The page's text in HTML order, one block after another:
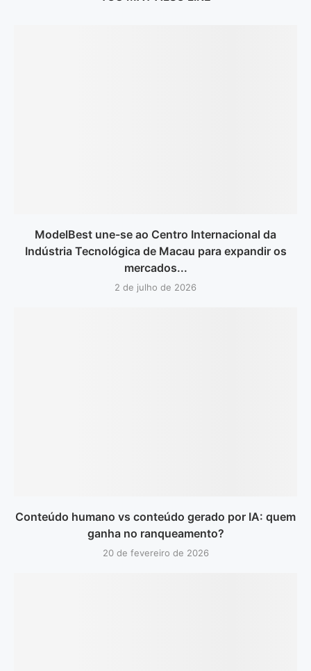
ModelBest une-se ao Centro Internacional da
Indústria Tecnológica de Macau para expandir os
mercados...
2 de julho de 2026
Conteúdo humano vs conteúdo gerado por IA: quem
ganha no ranqueamento?
20 de fevereiro de 2026